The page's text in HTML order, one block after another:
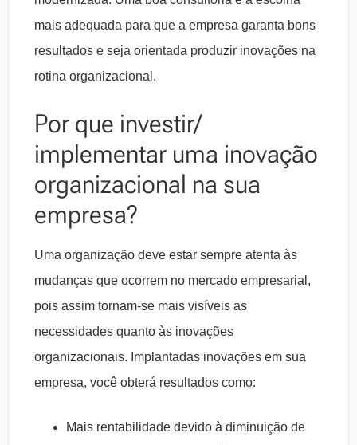
mais adequada para que a empresa garanta bons
resultados e seja orientada produzir inovações na
rotina organizacional.
Por que investir/
implementar uma inovação
organizacional na sua
empresa?
Uma organização deve estar sempre atenta às
mudanças que ocorrem no mercado empresarial,
pois assim tornam-se mais visíveis as
necessidades quanto às inovações
organizacionais. Implantadas inovações em sua
empresa, você obterá resultados como:
Mais rentabilidade devido à diminuição de